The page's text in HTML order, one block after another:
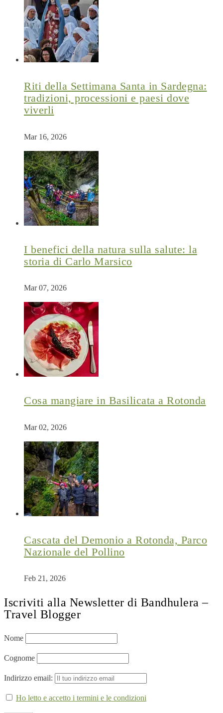
Riti della Settimana Santa in Sardegna:
tradizioni, processioni e paesi dove
viverli
Mar 16, 2026
I benefici della natura sulla salute: la
storia di Carlo Marsico
Mar 07, 2026
Cosa mangiare in Basilicata a Rotonda
Mar 02, 2026
Cascata del Demonio a Rotonda, Parco
Nazionale del Pollino
Feb 21, 2026
Iscriviti alla Newsletter di Bandhulera –
Travel Blogger
Nome
Cognome
Indirizzo email:
Ho letto e accetto i termini e le condizioni